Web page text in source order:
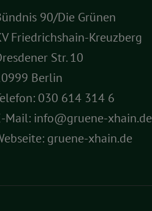
90/Die Grünen
Friedrichshain-Kreuzberg
Str. 10
Berlin
030 614 314 6
Mail: info@gruene-xhain.de
gruene-xhain.de